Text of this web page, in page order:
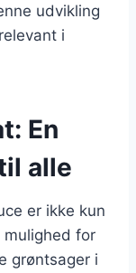
udvikling
i
En
alle
er ikke kun
for
grøntsager i